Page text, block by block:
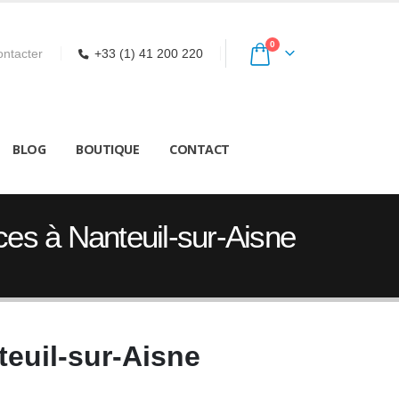
+33 (1) 41 200 220
0
BLOG BOUTIQUE CONTACT
à Nanteuil-sur-Aisne
sur-Aisne